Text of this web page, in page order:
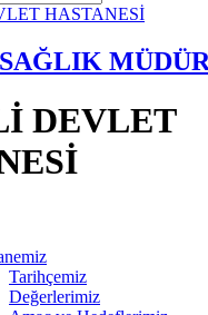
DEVLET
Tarihçemiz
Değerlerimiz